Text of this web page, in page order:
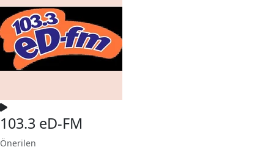
103.3 eD-FM
Önerilen